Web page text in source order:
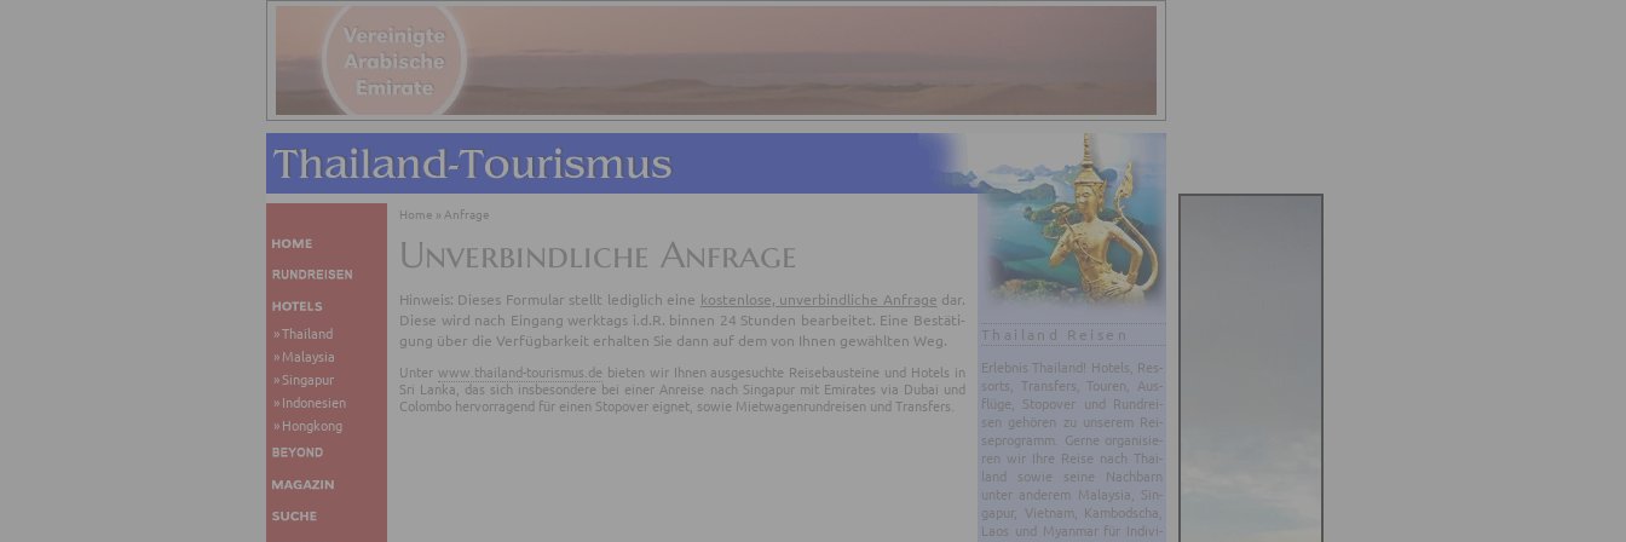
Thailand
Malaysia
Singapur
Indonesien
Hongkong
Home » Anfrage
Unverbindliche Anfrage
Hin­weis: Die­ses For­mu­lar stellt le­dig­lich eine kos­ten­lo­se, un­ver­bind­li­che An­fra­ge dar.
Diese wird nach Ein­gang werk­tags i.d.R. bin­nen 24 Stun­den be­ar­bei­tet. Eine Be­stä­ti­
gung über die Ver­füg­bar­keit er­hal­ten Sie dann auf dem von Ihnen ge­wähl­ten Weg.
Unter www.thailand-tourismus.de bieten wir Ihnen ausgesuchte Reisebausteine und Hotels in
Sri Lanka, das sich insbesondere bei einer Anreise nach Singapur mit Emirates via Dubai und
Colombo hervorragend für einen Stopover eignet, sowie Mietwagenrundreisen und Transfers.
Thailand Reisen
Er­leb­nis Thai­land! Ho­tels, Res­
sorts, Trans­fers, Tou­ren, Aus­
flü­ge, Sto­po­ver und Rund­rei­
sen ge­hö­ren zu un­se­rem Rei­
se­pro­gramm. Gerne or­ga­ni­sie­
ren wir Ihre Reise nach Thai­
land sowie seine Nach­barn
unter an­de­rem Ma­lay­sia, Sin­
ga­pur, Viet­nam, Kam­bo­dscha,
Laos und Myan­mar für In­di­vi­